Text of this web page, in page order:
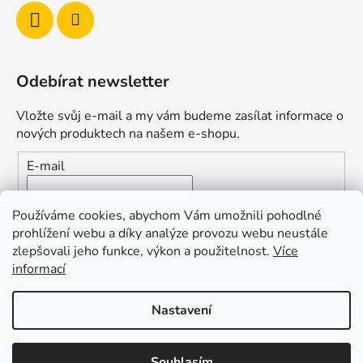
Používáme cookies, abychom Vám umožnili pohodlné
prohlížení webu a díky analýze provozu webu neustále
zlepšovali jeho funkce, výkon a použitelnost. Více
informací
Nastavení
Odebírat newsletter
Vložte svůj e-mail a my vám budeme zasílat informace o
nových produktech na našem e-shopu.
E-mail
Vložením e-mailu souhlasíte s
podmínkami ochrany
osobních údajů
PŘIHLÁSIT SE
Vytvořil Shoptet